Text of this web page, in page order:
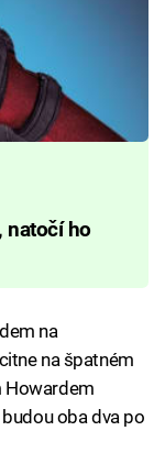
natočí ho
na
na špatném
Howardem
oba dva po